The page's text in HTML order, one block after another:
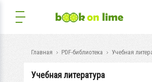
Главная PDF-библиотека Учебная
Учебная литература